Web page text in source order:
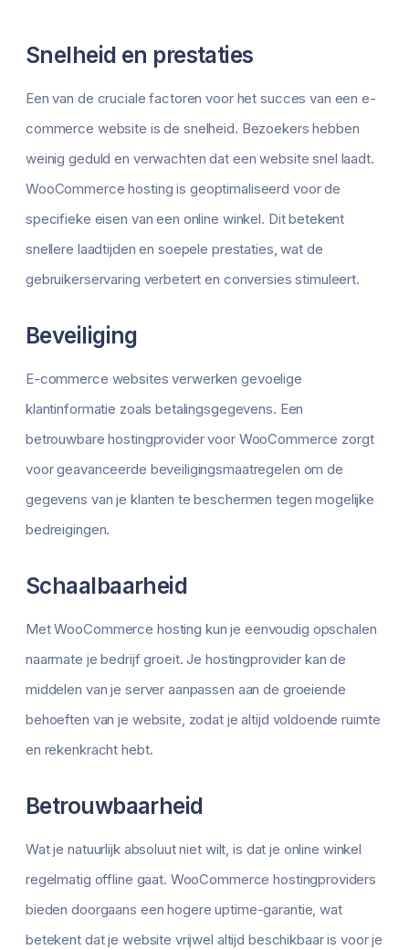
Snelheid en prestaties
Een van de cruciale factoren voor het succes van een e-
commerce website is de snelheid. Bezoekers hebben
weinig geduld en verwachten dat een website snel laadt.
WooCommerce hosting is geoptimaliseerd voor de
specifieke eisen van een online winkel. Dit betekent
snellere laadtijden en soepele prestaties, wat de
gebruikerservaring verbetert en conversies stimuleert.
Beveiliging
E-commerce websites verwerken gevoelige
klantinformatie zoals betalingsgegevens. Een
betrouwbare hostingprovider voor WooCommerce zorgt
voor geavanceerde beveiligingsmaatregelen om de
gegevens van je klanten te beschermen tegen mogelijke
bedreigingen.
Schaalbaarheid
Met WooCommerce hosting kun je eenvoudig opschalen
naarmate je bedrijf groeit. Je hostingprovider kan de
middelen van je server aanpassen aan de groeiende
behoeften van je website, zodat je altijd voldoende ruimte
en rekenkracht hebt.
Betrouwbaarheid
Wat je natuurlijk absoluut niet wilt, is dat je online winkel
regelmatig offline gaat. WooCommerce hostingproviders
bieden doorgaans een hogere uptime-garantie, wat
betekent dat je website vrijwel altijd beschikbaar is voor je